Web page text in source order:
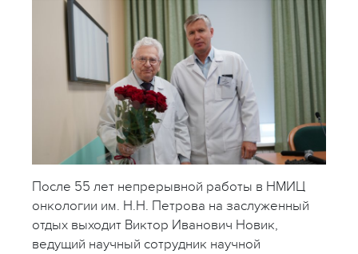
После 55 лет непрерывной работы в НМИЦ
онкологии им. Н.Н. Петрова на заслуженный
отдых выходит Виктор Иванович Новик,
ведущий научный сотрудник научной